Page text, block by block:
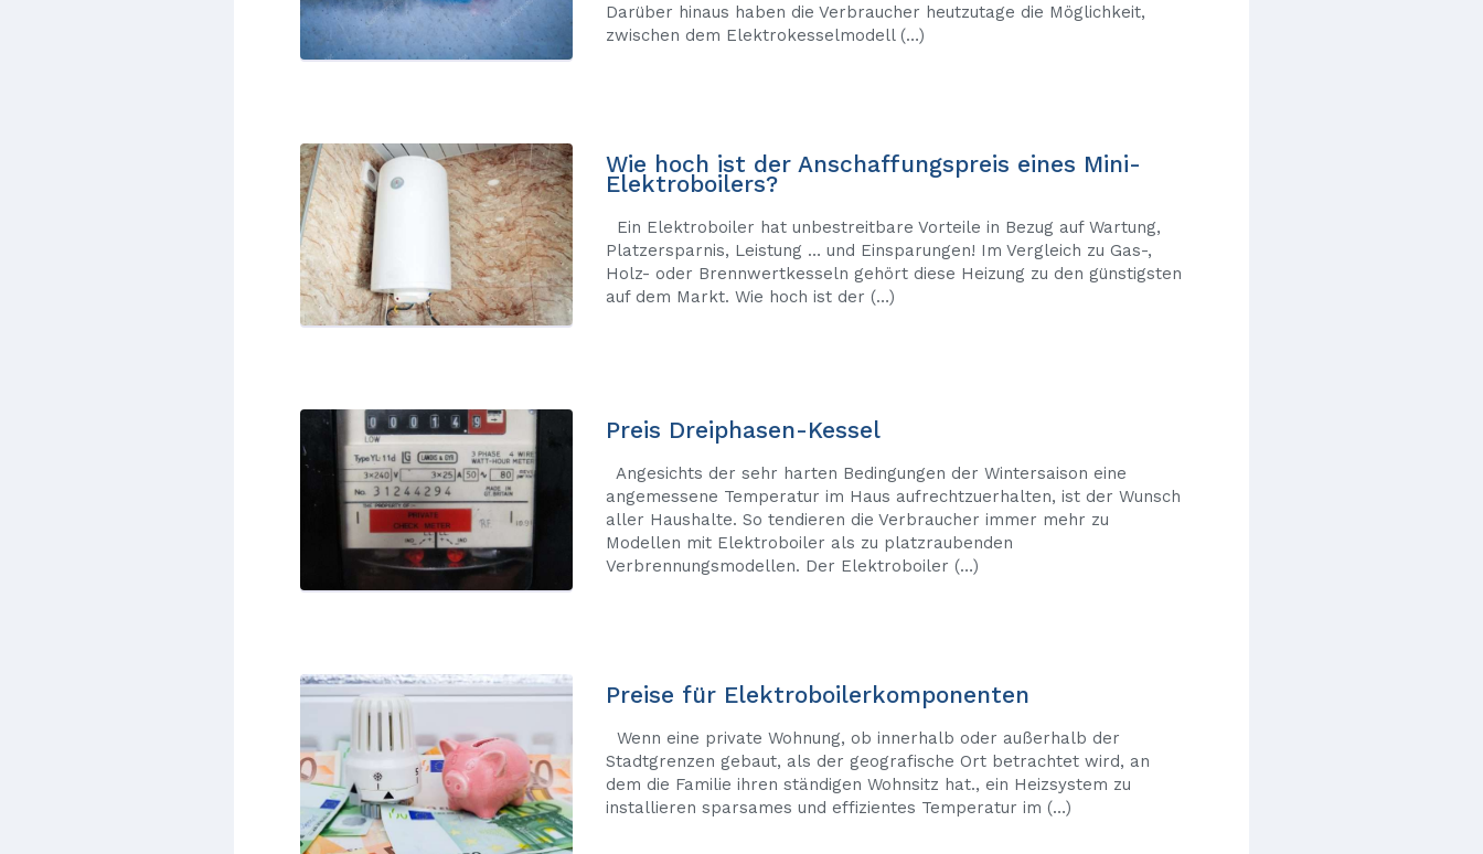
Darüber hinaus haben die Verbraucher heutzutage die Möglichkeit,
zwischen dem Elektrokesselmodell (…)
Wie hoch ist der Anschaffungspreis eines Mini-
Elektroboilers?
Ein Elektroboiler hat unbestreitbare Vorteile in Bezug auf Wartung,
Platzersparnis, Leistung … und Einsparungen! Im Vergleich zu Gas-,
Holz- oder Brennwertkesseln gehört diese Heizung zu den günstigsten
auf dem Markt. Wie hoch ist der (…)
Preis Dreiphasen-Kessel
Angesichts der sehr harten Bedingungen der Wintersaison eine
angemessene Temperatur im Haus aufrechtzuerhalten, ist der Wunsch
aller Haushalte. So tendieren die Verbraucher immer mehr zu
Modellen mit Elektroboiler als zu platzraubenden
Verbrennungsmodellen. Der Elektroboiler (…)
Preise für Elektroboilerkomponenten
Wenn eine private Wohnung, ob innerhalb oder außerhalb der
Stadtgrenzen gebaut, als der geografische Ort betrachtet wird, an
dem die Familie ihren ständigen Wohnsitz hat., ein Heizsystem zu
installieren sparsames und effizientes Temperatur im (…)